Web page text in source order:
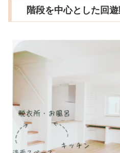
階段を中心とした回遊